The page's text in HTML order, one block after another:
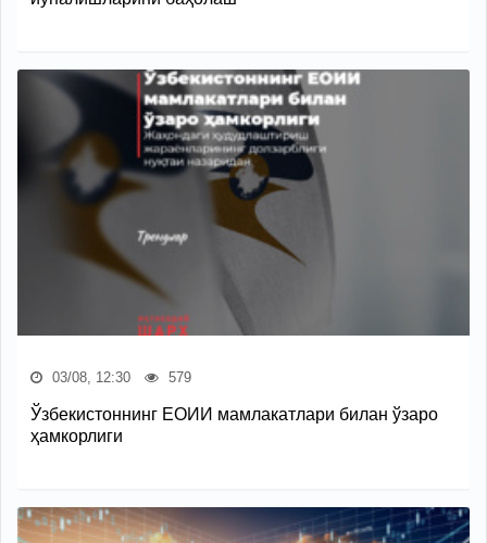
03/08, 12:30 579
Ўзбекистоннинг ЕОИИ мамлакатлари билан ўзаро
ҳамкорлиги